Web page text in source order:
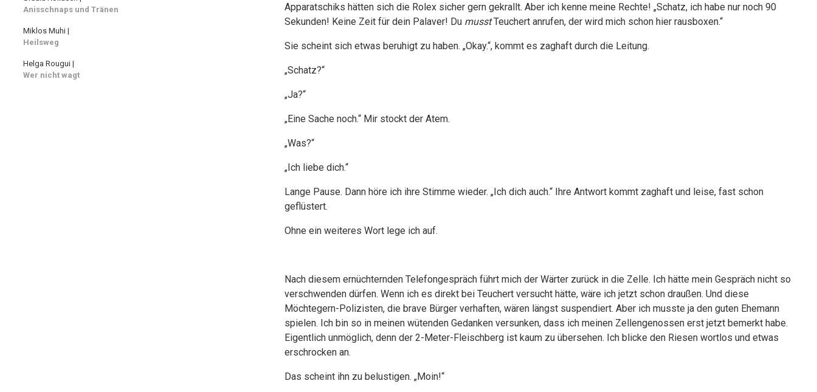
Apparatschiks hätten sich die Rolex sicher gern gekrallt. Aber ich kenne meine Rechte! „Schatz, ich habe nur noch 90
Sekunden! Keine Zeit für dein Palaver! Du musstTeuchert anrufen, der wird mich schon hier rausboxen.“
Sie scheint sich etwas beruhigt zu haben. „Okay.“, kommt es zaghaft durch die Leitung.
„Schatz?“
„Ja?“
„Eine Sache noch.“ Mir stockt der Atem.
„Was?“
„Ich liebe dich.“
Lange Pause. Dann höre ich ihre Stimme wieder. „Ich dich auch.“ Ihre Antwort kommt zaghaft und leise, fast schon
geflüstert.
Ohne ein weiteres Wort lege ich auf.
Nach diesem ernüchternden Telefongespräch führt mich der Wärter zurück in die Zelle. Ich hätte mein Gespräch nicht so
verschwenden dürfen. Wenn ich es direkt bei Teuchert versucht hätte, wäre ich jetzt schon draußen. Und diese
Möchtegern-Polizisten, die brave Bürger verhaften, wären längst suspendiert. Aber ich musste ja den guten Ehemann
spielen. Ich bin so in meinen wütenden Gedanken versunken, dass ich meinen Zellengenossen erst jetzt bemerkt habe.
Eigentlich unmöglich, denn der 2-Meter-Fleischberg ist kaum zu übersehen. Ich blicke den Riesen wortlos und etwas
erschrocken an.
Das scheint ihn zu belustigen. „Moin!“
Anisschnaps und Tränen
Miklos Muhi |
Heilsweg
Helga Rougui |
Wer nicht wagt